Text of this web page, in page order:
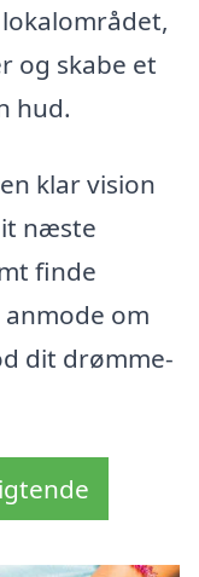
og skabe et
hud.
klar vision
næste
finde
om
dit drømme-